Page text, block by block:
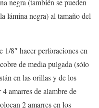
negra (también se pueden
lámina negra) al tamaño del
8″ hacer perforaciones en
de media pulgada (sólo
en las orillas y de los
amarres de alambre de
2 amarres en los